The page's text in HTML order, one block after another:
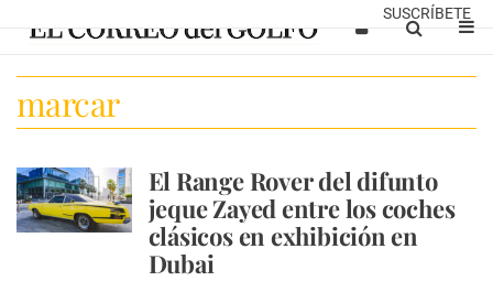
SUSCRÍBETE
marcar
El Range Rover del difunto
jeque Zayed entre los coches
clásicos en exhibición en
Dubai